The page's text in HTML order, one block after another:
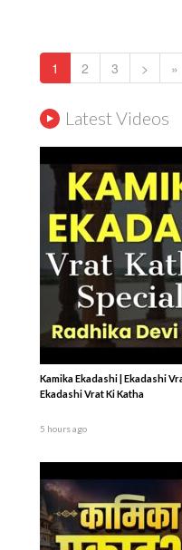
1 2 3 > »
Latest Videos
Kamika Ekadashi | Ekadashi
Ekadashi Vrat Ki Katha
5 hours ago